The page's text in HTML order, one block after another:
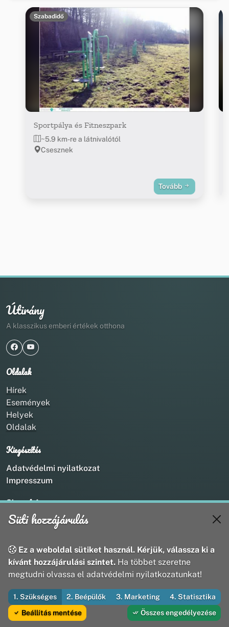
Szabadidő
Sportpálya és Fitneszpark
~5.9 km-re a látnivalótól
Csesznek
Tovább
Útirány
A klasszikus emberi értékek otthona
Oldalak
Hírek
Események
Helyek
Oldalak
Kiegészítés
Adatvédelmi nyilatkozat
Impresszum
Kapcsolat
+36 20 211 1888
webmaster@utirany.hu
8419 Csesznek, Vasút u.18.
© 2026 Útirány Webmédia Bt. — Minden jog fenntartva
Fejleszti és üzemelteti az Útirány
Süti hozzájárulás
Ez a weboldal sütiket használ. Kérjük, válassza ki a
kívánt hozzájárulási szintet. Ha többet szeretne
megtudni olvassa el adatvédelmi nyilatkozatunkat!
1. Szükséges 2. Beépülők 3. Marketing
4. Statisztika
Beállítás mentése
Összes engedélyezése